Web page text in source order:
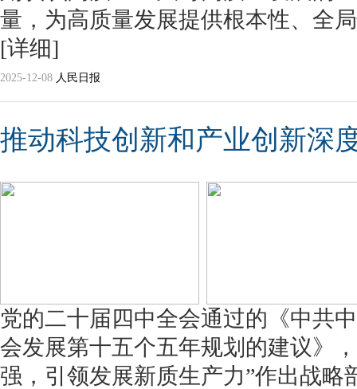
量，为高质量发展提供根本性、全
[详细]
2025-12-08 人民日报
推动科技创新和产业创新深
党的二十届四中全会通过的《中共
会发展第十五个五年规划的建议》
强，引领发展新质生产力”作出战略